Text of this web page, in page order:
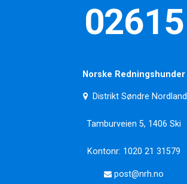
02615
Norske Redningshunder
Distrikt Søndre Nordland
Tamburveien 5, 1406 Ski
Kontonr: 1020 21 31579
post@nrh.no